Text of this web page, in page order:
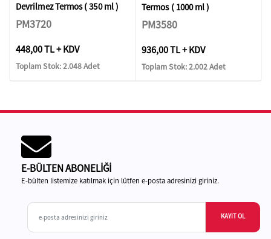
Devrilmez Termos ( 350 ml )
PM3720
448,00 TL + KDV
Toplam Stok: 2.048 Adet
Termos ( 1000 ml )
PM3580
936,00 TL + KDV
Toplam Stok: 2.002 Adet
E-BÜLTEN ABONELİĞİ
E-bülten listemize katılmak için lütfen e-posta adresinizi giriniz.
KAYIT OL